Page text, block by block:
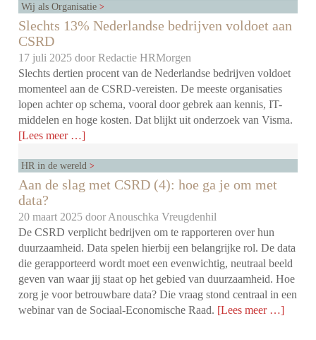
Wij als Organisatie
Slechts 13% Nederlandse bedrijven voldoet aan
CSRD
17 juli 2025 doorRedactie HRMorgen
Slechts dertien procent van de Nederlandse bedrijven voldoet
momenteel aan de CSRD-vereisten. De meeste organisaties
lopen achter op schema, vooral door gebrek aan kennis, IT-
middelen en hoge kosten. Dat blijkt uit onderzoek van Visma.
[Lees meer …]
HR in de wereld
Aan de slag met CSRD (4): hoe ga je om met
data?
20 maart 2025 doorAnouschka Vreugdenhil
De CSRD verplicht bedrijven om te rapporteren over hun
duurzaamheid. Data spelen hierbij een belangrijke rol. De data
die gerapporteerd wordt moet een evenwichtig, neutraal beeld
geven van waar jij staat op het gebied van duurzaamheid. Hoe
zorg je voor betrouwbare data? Die vraag stond centraal in een
webinar van de Sociaal-Economische Raad. [Lees meer …]